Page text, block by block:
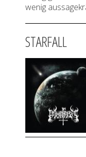
wenig
STARFALL